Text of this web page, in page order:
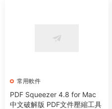
常用軟件
PDF Squeezer 4.8 for Mac
中文破解版 PDF文件壓縮工具